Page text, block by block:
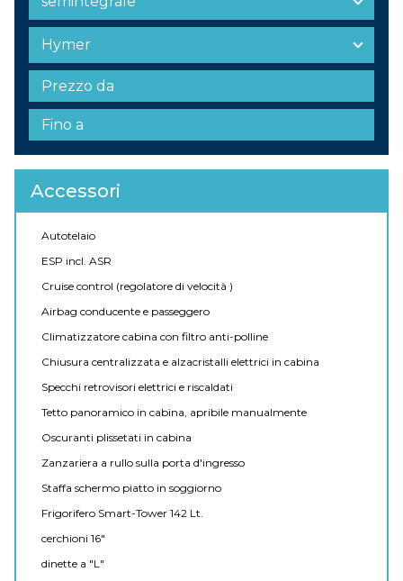
Accessori
Autotelaio
ESP incl. ASR
Cruise control (regolatore di velocità )
Airbag conducente e passeggero
Climatizzatore cabina con filtro anti-polline
Chiusura centralizzata e alzacristalli elettrici in cabina
Specchi retrovisori elettrici e riscaldati
Tetto panoramico in cabina, apribile manualmente
Oscuranti plissetati in cabina
Zanzariera a rullo sulla porta d'ingresso
Staffa schermo piatto in soggiorno
Frigorifero Smart-Tower 142 Lt.
cerchioni 16"
dinette a "L"